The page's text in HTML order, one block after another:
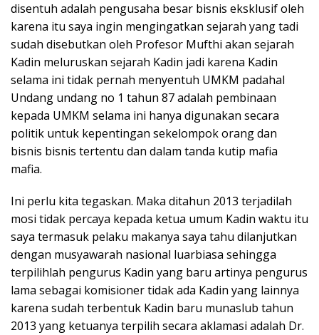
disentuh adalah pengusaha besar bisnis eksklusif oleh
karena itu saya ingin mengingatkan sejarah yang tadi
sudah disebutkan oleh Profesor Mufthi akan sejarah
Kadin meluruskan sejarah Kadin jadi karena Kadin
selama ini tidak pernah menyentuh UMKM padahal
Undang undang no 1 tahun 87 adalah pembinaan
kepada UMKM selama ini hanya digunakan secara
politik untuk kepentingan sekelompok orang dan
bisnis bisnis tertentu dan dalam tanda kutip mafia
mafia.
Ini perlu kita tegaskan. Maka ditahun 2013 terjadilah
mosi tidak percaya kepada ketua umum Kadin waktu itu
saya termasuk pelaku makanya saya tahu dilanjutkan
dengan musyawarah nasional luarbiasa sehingga
terpilihlah pengurus Kadin yang baru artinya pengurus
lama sebagai komisioner tidak ada Kadin yang lainnya
karena sudah terbentuk Kadin baru munaslub tahun
2013 yang ketuanya terpilih secara aklamasi adalah Dr.